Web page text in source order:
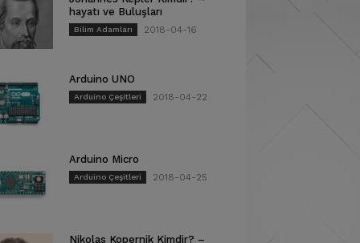
hayatı ve Buluşları
Bilim Adamları 2018-04-16
Arduino UNO
Arduino Çeşitleri 2018-04-22
Arduino Micro
Arduino Çeşitleri 2018-04-25
Nikolas Kopernik Kimdir? –